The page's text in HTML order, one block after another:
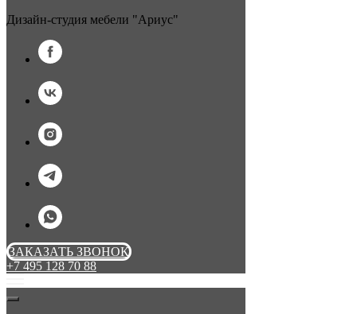
Дизайн-студия мебели "Ариус"
ЗАКАЗАТЬ ЗВОНОК
+7 495 128 70 88